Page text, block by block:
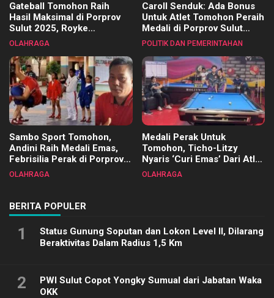
Gateball Tomohon Raih
Hasil Maksimal di Porprov
Sulut 2025, Royke
Tangkawarouw Ucapkan
OLAHRAGA
Caroll Senduk: Ada Bonus
Untuk Atlet Tomohon Peraih
Medali di Porprov Sulut
2025
POLITIK DAN PEMERINTAHAN
Sambo Sport Tomohon,
Andini Raih Medali Emas,
Febrisilia Perak di Porprov
Sulut 2025
OLAHRAGA
Medali Perak Untuk
Tomohon, Ticho-Litzy
Nyaris ‘Curi Emas’ Dari Atlet
Biliar PON di Porprov Sulut
OLAHRAGA
BERITA POPULER
1
Status Gunung Soputan dan Lokon Level II, Dilarang
Beraktivitas Dalam Radius 1,5 Km
2
PWI Sulut Copot Yongky Sumual dari Jabatan Waka
OKK